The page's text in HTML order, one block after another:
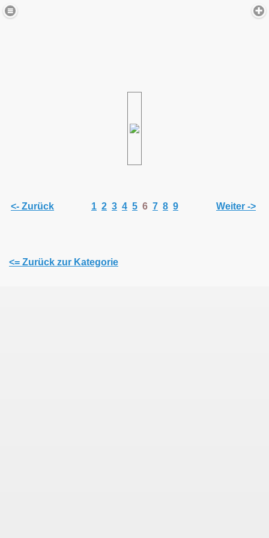
<- Zurück 1 2 3 4 5 6 7 8 9 Weiter ->
<= Zurück zur Kategorie